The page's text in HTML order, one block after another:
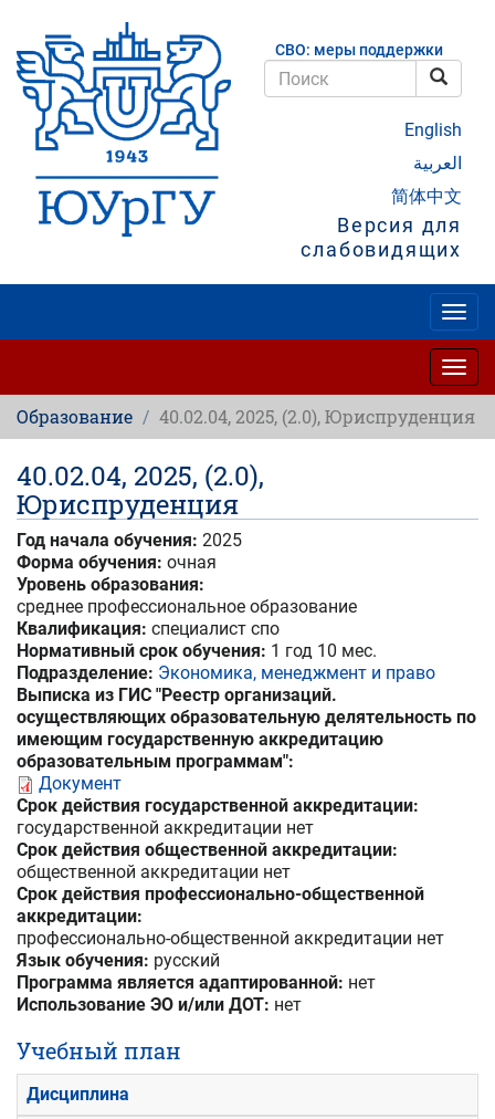
основному
содержанию
СВО: меры поддержки
English
العربية
简体中文
Версия для
слабовидящих
Образование 40.02.04, 2025, (2.0), Юриспруденция
40.02.04, 2025, (2.0),
Юриспруденция
Год начала обучения: 2025
Форма обучения: очная
Уровень образования:
среднее профессиональное образование
Квалификация: специалист спо
Нормативный срок обучения: 1 год 10 мес.
Подразделение: Экономика, менеджмент и право
Выписка из ГИС "Реестр организаций.
осуществляющих образовательную делятельность по
имеющим государственную аккредитацию
образовательным программам":
Документ
Срок действия государственной аккредитации:
государственной аккредитации нет
Срок действия общественной аккредитации:
общественной аккредитации нет
Срок действия профессионально-общественной
аккредитации:
профессионально-общественной аккредитации нет
Язык обучения: русский
Программа является адаптированной: нет
Использование ЭО и/или ДОТ: нет
Учебный план
Дисциплина